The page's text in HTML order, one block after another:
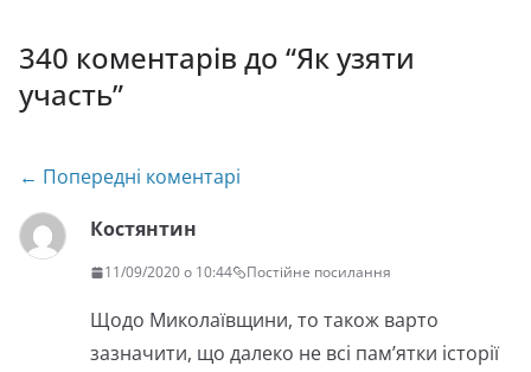
340 коментарів до “Як узяти
участь”
Навігація
по
коментарях
← Попередні коментарі
Костянтин
11/09/2020 о 10:44 Постійне посилання
Щодо Миколаївщини, то також варто
зазначити, що далеко не всі пам’ятки історії